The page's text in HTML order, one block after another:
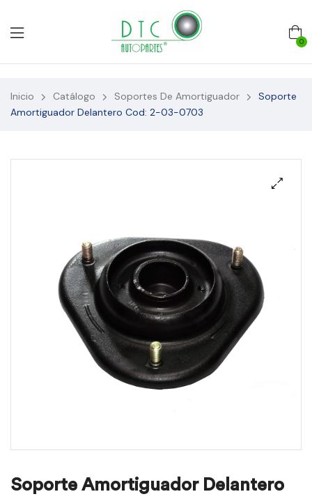
0
Inicio Catálogo Soportes De Amortiguador
Soporte
Amortiguador Delantero Cod: 2-03-0703
Soporte Amortiguador Delantero